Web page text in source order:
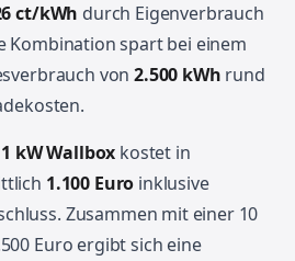
ct/kWh durch Eigenverbrauch
Kombination spart bei einem
von2.500 kWh rund
kW Wallbox kostet in
1.100 Euro inklusive
Zusammen mit einer 10
Euro ergibt sich eine